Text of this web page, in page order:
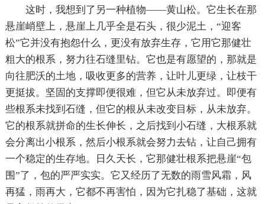
这时，我想到了另一种植物——黄山松。它生长在那
悬崖峭壁上，悬崖上几乎全是石头，很少泥土，“迎客
松”它并没有抱怨什么，更没有放弃生存，它用它那健壮
粗大的根系，努力往石缝里钻。它也是有愿望的，那就是
向往肥沃的土地，吸收更多的营养，让叶儿更绿，让枝干
更挺拔。坚固的支撑即便很难，但它从未放弃过。即便有
些根系未找到石缝，但它的根从未改变目标，从未放弃。
它的根系就拼命的生长伸长，之后找到小石缝，大根系就
会分离出小根系，然后小根系就会努力去钻，让自己拥有
一个稳定的生存地。日久天长，它那健壮根系把悬崖“包
围”了，包的严严实实。它又经历了无数的雨雪风霜，风
再猛，雨再大，它都不再害怕，因为它扎稳了基础，这就